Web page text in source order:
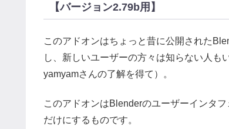
【バージョン2.79b用】
このアドオンはちょっと昔に公開された
し、新しいユーザーの方々は知らない人も
yamyamさんの了解を得て）。
このアドオンはBlenderのユーザーインタ
だけにするものです。